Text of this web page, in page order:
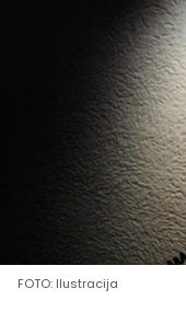
FOTO: Ilustracija